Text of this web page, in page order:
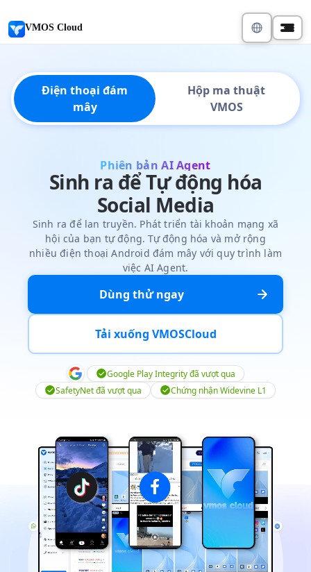
VMOS Cloud
Điện thoại đám
mây
Hộp ma thuật
VMOS
Phiên bản AI Agent
Dùng thử ngay
Tải xuống VMOSCloud
Sinh ra để Tự động hóa
Social Media
Sinh ra để lan truyền. Phát triển tài khoản mạng xã
hội của bạn tự động. Tự động hóa và mở rộng
nhiều điện thoại Android đám mây với quy trình làm
việc AI Agent.
Google Play Integrity đã vượt qua
SafetyNet đã vượt qua
Chứng nhận Widevine L1